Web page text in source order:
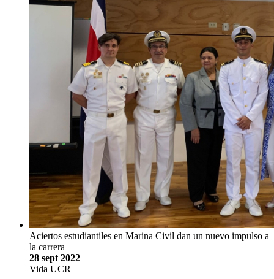
Aciertos estudiantiles en Marina Civil dan un nuevo impulso a
la carrera
28 sept 2022
Vida UCR